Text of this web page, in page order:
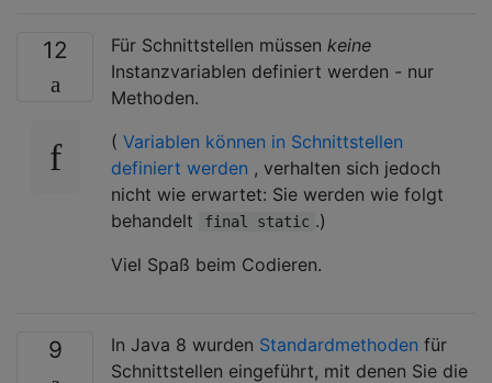
12 Für Schnittstellen müssen keine
Instanzvariablen definiert werden - nur
Methoden.
( Variablen können in Schnittstellen
definiert werden , verhalten sich jedoch
nicht wie erwartet: Sie werden wie folgt
behandelt
final static .)
Viel Spaß beim Codieren.
9 In Java 8 wurden Standardmethoden für
Schnittstellen eingeführt, mit denen Sie die